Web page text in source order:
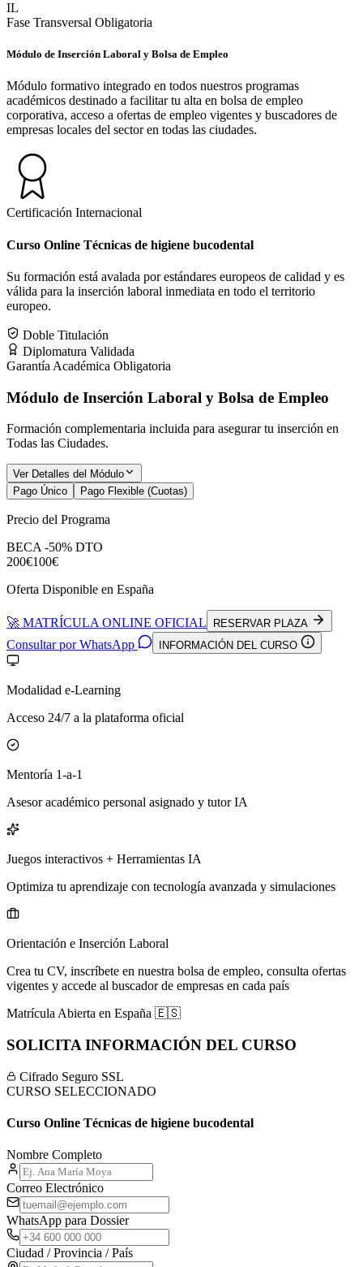
IL
Fase Transversal Obligatoria
Módulo de Inserción Laboral y Bolsa de Empleo
Módulo formativo integrado en todos nuestros programas
académicos destinado a facilitar tu alta en bolsa de empleo
corporativa, acceso a ofertas de empleo vigentes y buscadores de
empresas locales del sector en todas las ciudades.
Certificación Internacional
Curso Online Técnicas de higiene bucodental
Su formación está avalada por estándares europeos de calidad y es
válida para la inserción laboral inmediata en todo el territorio
europeo.
Doble Titulación
Diplomatura Validada
Garantía Académica Obligatoria
Módulo de Inserción Laboral y Bolsa de Empleo
Formación complementaria incluida para asegurar tu inserción en
Todas las Ciudades.
Ver Detalles del Módulo
Pago Único
Pago Flexible (Cuotas)
Precio del Programa
BECA -50% DTO
200€100€
Oferta Disponible en España
🚀 MATRÍCULA ONLINE OFICIAL RESERVAR PLAZA
Consultar por WhatsApp INFORMACIÓN DEL CURSO
Modalidad e-Learning
Acceso 24/7 a la plataforma oficial
Mentoría 1-a-1
Asesor académico personal asignado y tutor IA
Juegos interactivos + Herramientas IA
Optimiza tu aprendizaje con tecnología avanzada y simulaciones
Orientación e Inserción Laboral
Crea tu CV, inscríbete en nuestra bolsa de empleo, consulta ofertas
vigentes y accede al buscador de empresas en cada país
Matrícula Abierta en España 🇪🇸
SOLICITA INFORMACIÓN DEL CURSO
Cifrado Seguro SSL
CURSO SELECCIONADO
Curso Online Técnicas de higiene bucodental
Nombre Completo
Correo Electrónico
WhatsApp para Dossier
Ciudad / Provincia / País